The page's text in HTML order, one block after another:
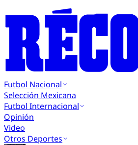
Futbol Nacional
Selección Mexicana
Futbol Internacional
Opinión
Video
Otros Deportes